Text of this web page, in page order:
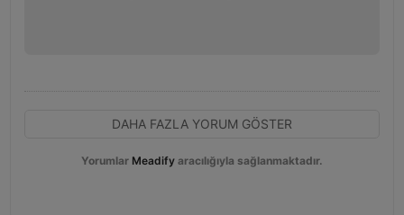
DAHA FAZLA YORUM GÖSTER
Yorumlar Meadify aracılığıyla sağlanmaktadır.